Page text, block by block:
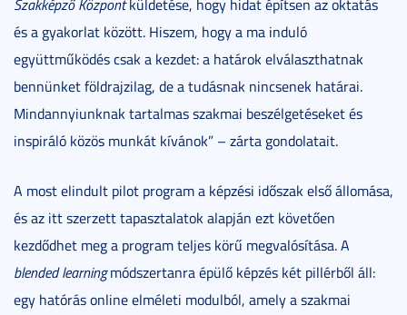
Szakképző Központküldetése, hogy hidat építsen az oktatás
és a gyakorlat között. Hiszem, hogy a ma induló
együttműködés csak a kezdet: a határok elválaszthatnak
bennünket földrajzilag, de a tudásnak nincsenek határai.
Mindannyiunknak tartalmas szakmai beszélgetéseket és
inspiráló közös munkát kívánok” – zárta gondolatait.
A most elindult pilot program a képzési időszak első állomása,
és az itt szerzett tapasztalatok alapján ezt követően
kezdődhet meg a program teljes körű megvalósítása. A
blended learningmódszertanra épülő képzés két pillérből áll:
egy hatórás online elméleti modulból, amely a szakmai